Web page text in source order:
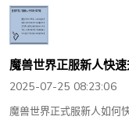
魔兽世界正服新人快
2025-07-25 08:23:06
魔兽世界正式服新人如何